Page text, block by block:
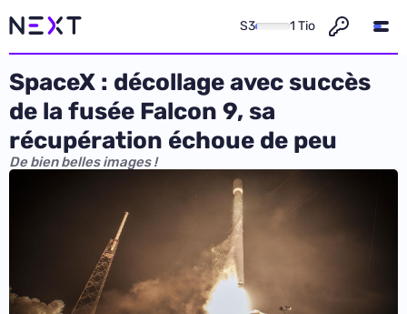
S3 1 Tio
SpaceX : décollage avec succès
de la fusée Falcon 9, sa
récupération échoue de peu
De bien belles images !